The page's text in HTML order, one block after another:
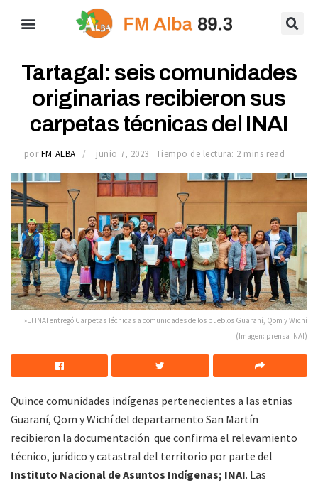
Tartagal: seis comunidades
originarias recibieron sus
carpetas técnicas del INAI
por FM ALBA junio 7, 2023 Tiempo de lectura: 2 mins read
»El INAI entregó Carpetas Técnicas a comunidades de los pueblos Guaraní, Qom y Wichí
(Imagen: prensa INAI)
Quince comunidades indígenas pertenecientes a las etnias
Guaraní, Qom y Wichí del departamento San Martín
recibieron la documentación que confirma el relevamiento
técnico, jurídico y catastral del territorio por parte del
Instituto Nacional de Asuntos Indígenas; INAI. Las